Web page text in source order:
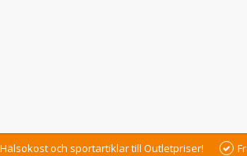
Hälsokost och sportartiklar till Outletpriser!